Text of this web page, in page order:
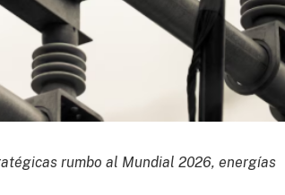
rumbo al Mundial 2026, energías